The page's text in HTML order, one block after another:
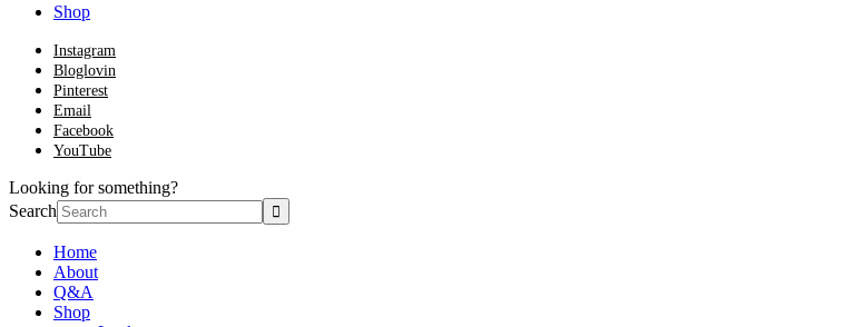
Shop
Instagram
Bloglovin
Pinterest
Email
Facebook
YouTube
Looking for something?
Search
Home
About
Q&A
Shop